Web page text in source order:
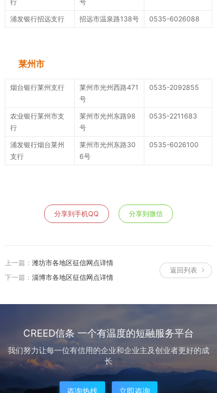
行
号
浦发银行招远支行 招远市温泉路138号 0535-6026088
莱州市
烟台银行莱州支行
莱州市光州西路471
号
0535-2092855
农业银行莱州市支
行
莱州市光州东路98
号
0535-2211683
浦发银行烟台莱州
支行
莱州市光州东路30
6号
0535-6026100
分享到手机QQ 分享到微信
返回列表
上一篇： 潍坊市各地区征信网点详情
下一篇： 淄博市各地区征信网点详情
CREED信条 一个有温度的短融服务平台
我们努力让每一位有信用的企业和企业主及创业者更好的成
长
咨询热线 立即咨询